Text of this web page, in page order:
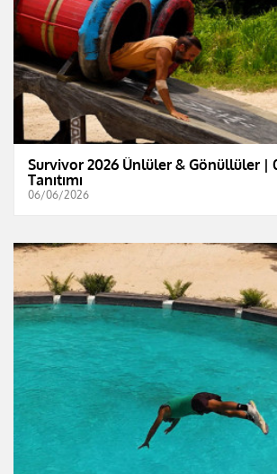
Survivor 2026 Ünlüler & Gönüllüler |
Tanıtımı
06/06/2026